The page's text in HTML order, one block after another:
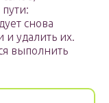
снова
и удалить их.
выполнить